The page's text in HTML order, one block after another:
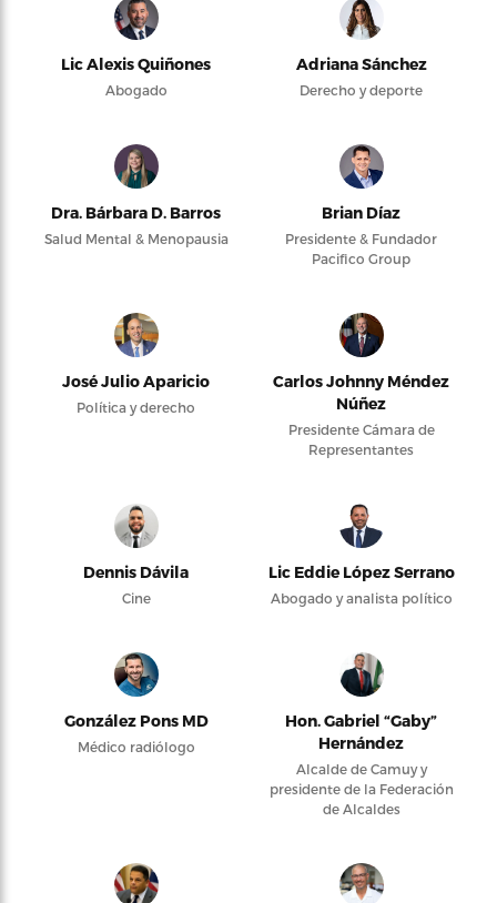
Lic Alexis Quiñones
Abogado
Adriana Sánchez
Derecho y deporte
Dra. Bárbara D. Barros
Salud Mental & Menopausia
Brian Díaz
Presidente & Fundador
Pacifico Group
José Julio Aparicio
Política y derecho
Carlos Johnny Méndez
Núñez
Presidente Cámara de
Representantes
Dennis Dávila
Cine
Lic Eddie López Serrano
Abogado y analista político
González Pons MD
Médico radiólogo
Hon. Gabriel “Gaby”
Hernández
Alcalde de Camuy y
presidente de la Federación
de Alcaldes